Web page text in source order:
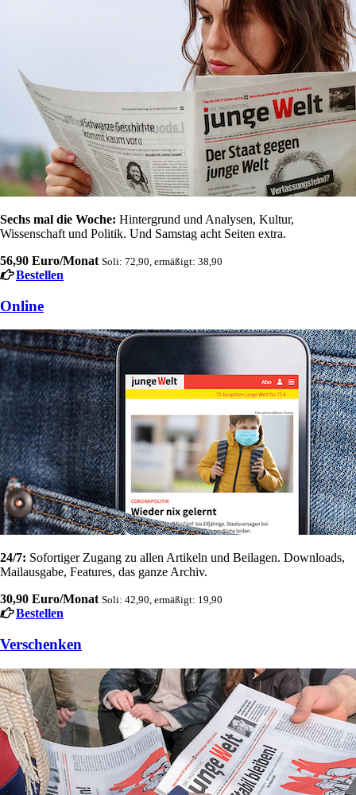
Sechs mal die Woche: Hintergrund und Analysen, Kultur,
Wissenschaft und Politik. Und Samstag acht Seiten extra.
56,90 Euro/Monat Soli: 72,90, ermäßigt: 38,90
Bestellen
Online
24/7: Sofortiger Zugang zu allen Artikeln und Beilagen. Downloads,
Mailausgabe, Features, das ganze Archiv.
30,90 Euro/Monat Soli: 42,90, ermäßigt: 19,90
Bestellen
Verschenken